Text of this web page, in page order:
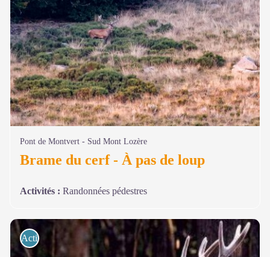
Pont de Montvert - Sud Mont Lozère
Brame du cerf - À pas de loup
Activités : Randonnées pédestres
Activités de pleine nature